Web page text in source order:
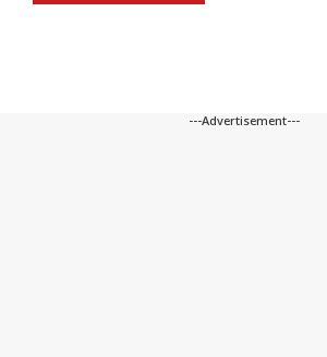
---Advertisement---